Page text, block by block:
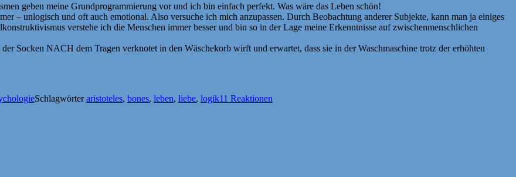
geben meine Grundprogrammierung vor und ich bin einfach perfekt. Was wäre das Leben schön!
– unlogisch und oft auch emotional. Also versuche ich mich anzupassen. Durch Beobachtung anderer Subjekte, kann man ja einiges
verstehe ich die Menschen immer besser und bin so in der Lage meine Erkenntnisse auf zwischenmenschlichen
Socken NACH dem Tragen verknotet in den Wäschekorb wirft und erwartet, dass sie in der Waschmaschine trotz der erhöhten
Schlagwörteraristoteles, bones, leben, liebe, logik11 Reaktionen